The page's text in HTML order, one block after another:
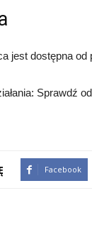
jest dostępna od
Sprawdź
Facebook